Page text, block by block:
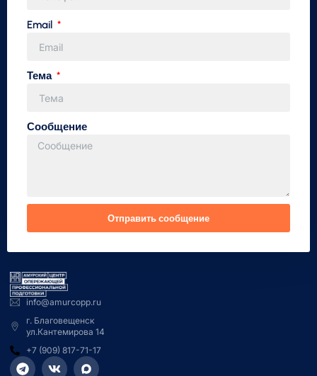
Email
Тема
Сообщение
Отправить сообщение
info@amurcopp.ru
г. Благовещенск
ул.Кантемирова 14
+7 (909) 817-71-17